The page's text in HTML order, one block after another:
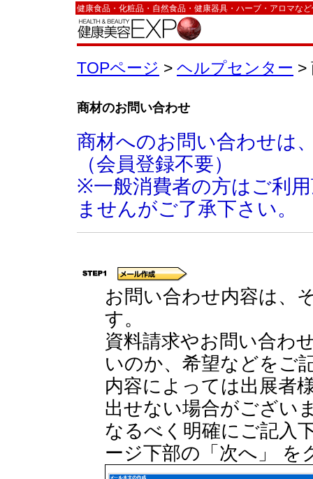
健康食品・化粧品・自然食品・健康器具・ハーブ・アロマな
TOPページ > ヘルプセンター >
商材のお問い合わせ
商材へのお問い合わせは
（会員登録不要）
※一般消費者の方はご利
ませんがご了承下さい。
お問い合わせ内容は、
す。
資料請求やお問い合わ
いのか、希望などをご
内容によっては出展者
出せない場合がござい
なるべく明確にご記入
ージ下部の「次へ」 を